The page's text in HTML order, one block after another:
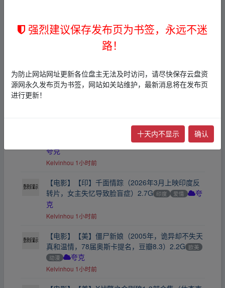
samadmin 2021-9-7
2025新书200套红楼梦书单罗翔书单
【英剧】去他妈的世界（2017-2019年，高分英
剧，2季共16集全，豆瓣9.1）6G 欧美 电视剧
夸
【电影】【美】睡梦医生（2019年恐怖电影，《闪
灵》的续作，导演剪辑加长版）3.1G
恐怖
夸克
Kelvinhou 1小时前
【电影】【印】千面情踪（2026年3月上映印度反
转片，女主失忆导致脸盲症）2.7G 印度 爱情
夸
克
Kelvinhou 1小时前
【电影】【美】僵尸新娘（2005年，诡异却不失天
真和温情，78届奥斯卡提名，豆瓣8.3）2.2G 欧美
动漫
夸克
Kelvinhou 1小时前
强烈建议保存发布页为书签，永远不迷
路！
为防止网站网址更新各位盘主无法及时访问，请尽快保存云盘资
源网永久发布页为书签，网站如关站维护，最新消息将在发布页
进行更新！
十天内不显示 确认